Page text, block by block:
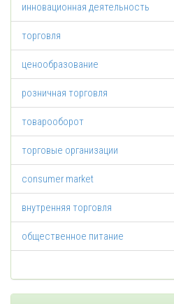
инновационная деятельность
торговля
ценообразование
розничная торговля
товарооборот
торговые организации
consumer market
внутренняя торговля
общественное питание